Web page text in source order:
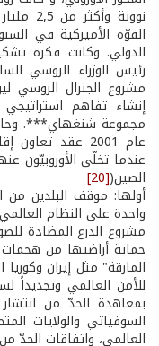
القوّة الأميركية في
الدولي. وكانت فكرة
إنشاء تفاهم
مجموعة شنغهاي***.
عام 2001 عقد تعاون إقليمي(
عندما تخلّى الأوروبيّون
الصين([20]
أولها: موقف البلدين من
واحدة على النظام
مشروع الدرع المضادة
حماية أراضيها من
المارقة" مثل إيران
للأمن العالمي وتجديداً
بمعاهدة الحدّ من انتشار
العالمي، واتفاقات الحدّ